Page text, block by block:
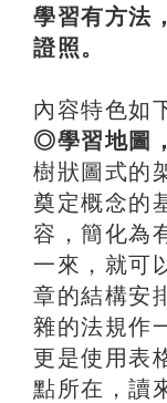
學習有方法
證照。
內容特色如
◎學習地圖
樹狀圖式的
奠定概念的
容，簡化為
一來，就可
章的結構安
雜的法規作
更是使用表
點所在，讀